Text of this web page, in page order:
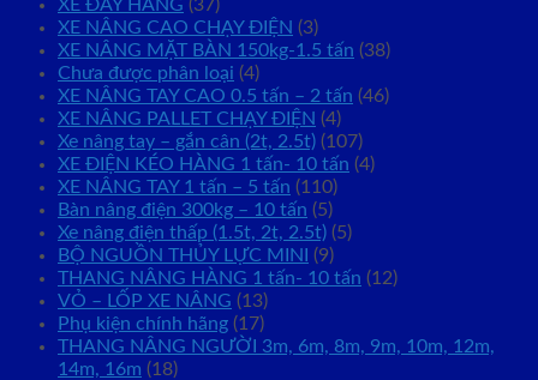
XE ĐẨY HÀNG (37)
XE NÂNG CAO CHẠY ĐIỆN (3)
XE NÂNG MẶT BÀN 150kg-1.5 tấn (38)
Chưa được phân loại (4)
XE NÂNG TAY CAO 0.5 tấn – 2 tấn (46)
XE NÂNG PALLET CHẠY ĐIỆN (4)
Xe nâng tay – gắn cân (2t, 2.5t) (107)
XE ĐIỆN KÉO HÀNG 1 tấn- 10 tấn (4)
XE NÂNG TAY 1 tấn – 5 tấn (110)
Bàn nâng điện 300kg – 10 tấn (5)
Xe nâng điện thấp (1.5t, 2t, 2.5t) (5)
BỘ NGUỒN THỦY LỰC MINI
(9)
THANG NÂNG HÀNG 1 tấn- 10 tấn (12)
VỎ – LỐP XE NÂNG (13)
Phụ kiện chính hãng (17)
THANG NÂNG NGƯỜI 3m, 6m, 8m, 9m, 10m, 12m,
14m, 16m (18)